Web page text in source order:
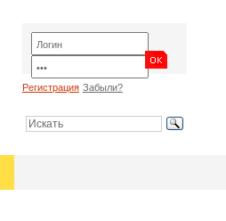
Регистрация Забыли?